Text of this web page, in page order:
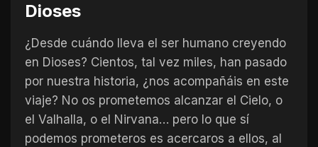
Dioses
¿Desde cuándo lleva el ser humano creyendo
en Dioses? Cientos, tal vez miles, han pasado
por nuestra historia, ¿nos acompañáis en este
viaje? No os prometemos alcanzar el Cielo, o
el Valhalla, o el Nirvana… pero lo que sí
podemos prometeros es acercaros a ellos, al